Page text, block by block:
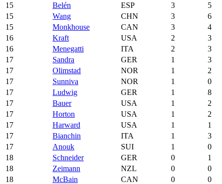
15
Belén ESP 3
5
15
Wang CHN 3
6
15
Monkhouse CAN 3
4
16
Kraft USA 2
3
16
Menegatti ITA 2
3
17
Sandra GER 1
3
17
Olimstad NOR 1
2
17
Sunniva NOR 1
0
17
Ludwig GER 1
8
17
Bauer USA 1
2
17
Horton USA 1
2
17
Harward USA 1
1
17
Bianchin ITA 1
3
17
Anouk SUI 1
0
18
Schneider GER 0
1
18
Zeimann NZL 0
0
18
McBain CAN 0
0